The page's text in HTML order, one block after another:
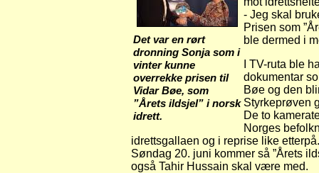
Det var en rørt
dronning Sonja som i
vinter kunne
overrekke prisen til
Vidar Bøe, som
”Årets ildsjel” i norsk
idrett.
- Jeg skal
Prisen som
ble dermed i
I TV-ruta ble
dokumentar
Bøe og den
Styrkeprøven
De to
Norges
idrettsgallaen og i reprise like etterpå.
Søndag 20. juni kommer så ”Årets
også Tahir Hussain skal være med.